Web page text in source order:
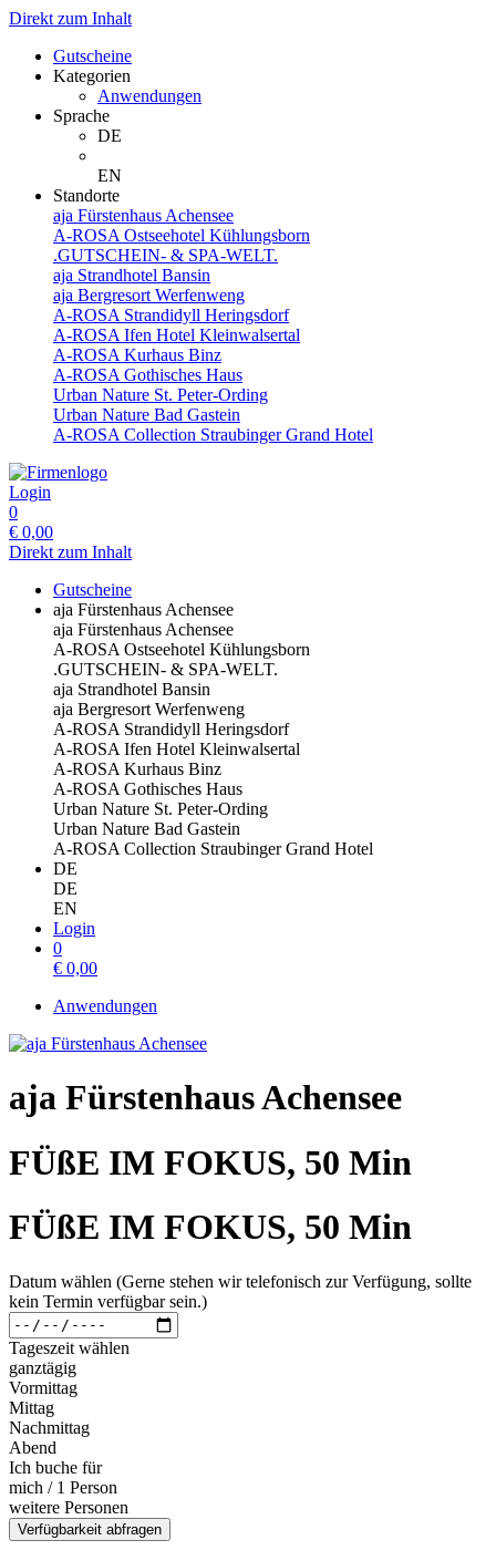
Direkt zum Inhalt
Gutscheine
Kategorien
Anwendungen
Sprache
DE
EN
Standorte
aja Fürstenhaus Achensee
A-ROSA Ostseehotel Kühlungsborn
.GUTSCHEIN- & SPA-WELT.
aja Strandhotel Bansin
aja Bergresort Werfenweng
A-ROSA Strandidyll Heringsdorf
A-ROSA Ifen Hotel Kleinwalsertal
A-ROSA Kurhaus Binz
A-ROSA Gothisches Haus
Urban Nature St. Peter-Ording
Urban Nature Bad Gastein
A-ROSA Collection Straubinger Grand Hotel
Login
0
€ 0,00
Direkt zum Inhalt
Gutscheine
aja Fürstenhaus Achensee
aja Fürstenhaus Achensee
A-ROSA Ostseehotel Kühlungsborn
.GUTSCHEIN- & SPA-WELT.
aja Strandhotel Bansin
aja Bergresort Werfenweng
A-ROSA Strandidyll Heringsdorf
A-ROSA Ifen Hotel Kleinwalsertal
A-ROSA Kurhaus Binz
A-ROSA Gothisches Haus
Urban Nature St. Peter-Ording
Urban Nature Bad Gastein
A-ROSA Collection Straubinger Grand Hotel
DE
DE
EN
Login
0
€ 0,00
Anwendungen
aja Fürstenhaus Achensee
FÜßE IM FOKUS, 50 Min
FÜßE IM FOKUS, 50 Min
Datum wählen (Gerne stehen wir telefonisch zur Verfügung, sollte
kein Termin verfügbar sein.)
Tageszeit wählen
ganztägig
Vormittag
Mittag
Nachmittag
Abend
Ich buche für
mich / 1 Person
weitere Personen
Verfügbarkeit abfragen